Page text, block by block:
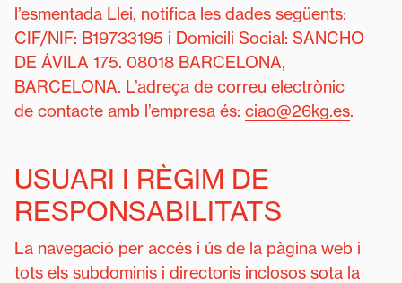
l’esmentada Llei, notifica les dades següents:
CIF/NIF: B19733195 i Domicili Social: SANCHO
DE ÁVILA 175. 08018 BARCELONA,
BARCELONA. L’adreça de correu electrònic
de contacte amb l’empresa és: ciao@26kg.es.
USUARI I RÈGIM DE
RESPONSABILITATS
La navegació per accés i ús de la pàgina web i
tots els subdominis i directoris inclosos sota la